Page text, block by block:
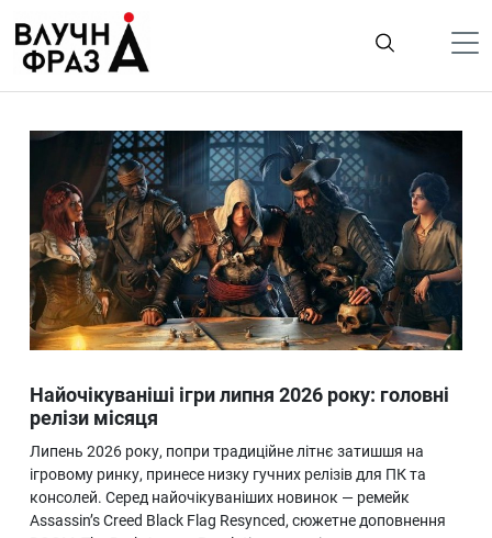
содержимому
Гроші
Життя
Лайфстайл
ТехноНаука
Людина
Ukraine
Про нас
Найочікуваніші ігри липня 2026 року: головні
релізи місяця
Липень 2026 року, попри традиційне літнє затишшя на
ігровому ринку, принесе низку гучних релізів для ПК та
консолей. Серед найочікуваніших новинок — ремейк
Assassin’s Creed Black Flag Resynced, сюжетне доповнення